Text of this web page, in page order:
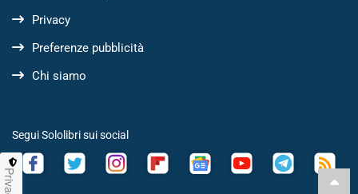
Privacy
Preferenze pubblicità
Chi siamo
Segui Sololibri sui social
Privacy